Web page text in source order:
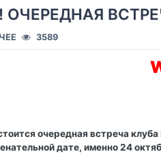
3589
очередная встреча
дате, именно 24